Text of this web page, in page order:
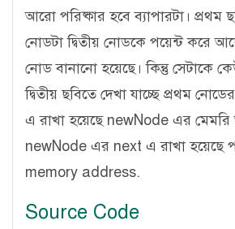
আরো পরিষ্কার হবে ব্যাপারটা। প্রথম
নোডটা দ্বিতীয় নোডকে পয়েন্ট করে
নোড বানানো হয়েছে। কিন্তু সেটাকে
দ্বিতীয় ছবিতে দেখা যাচ্ছে প্রথম
এ রাখা হয়েছে newNode এর মেমরি
newNode এর next এ রাখা হয়েছে
memory address.
Source Code